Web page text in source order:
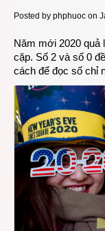
Posted by phphuoc on
Năm mới 2020 quả
cặp. Số 2 và số 0
cách để đọc số chỉ